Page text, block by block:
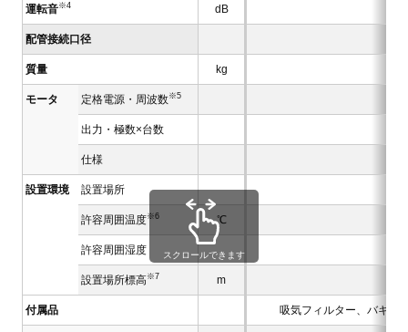
運転音※4 dB
配管接続口径
質量 kg
モータ 定格電源・周波数※5
出力・極数×台数
仕様
設置環境 設置場所
許容周囲温度※6 ℃
許容周囲湿度
設置場所標高※7 m
付属品 吸気フィルター、バキュ
スクロールできます